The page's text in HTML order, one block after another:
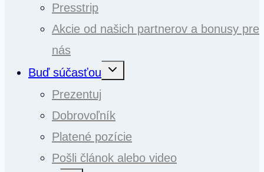
Presstrip
Akcie od našich partnerov a bonusy pre
nás
Buď súčasťou
Toggle
Prezentuj
Dobrovoľník
Platené pozície
Pošli článok alebo video